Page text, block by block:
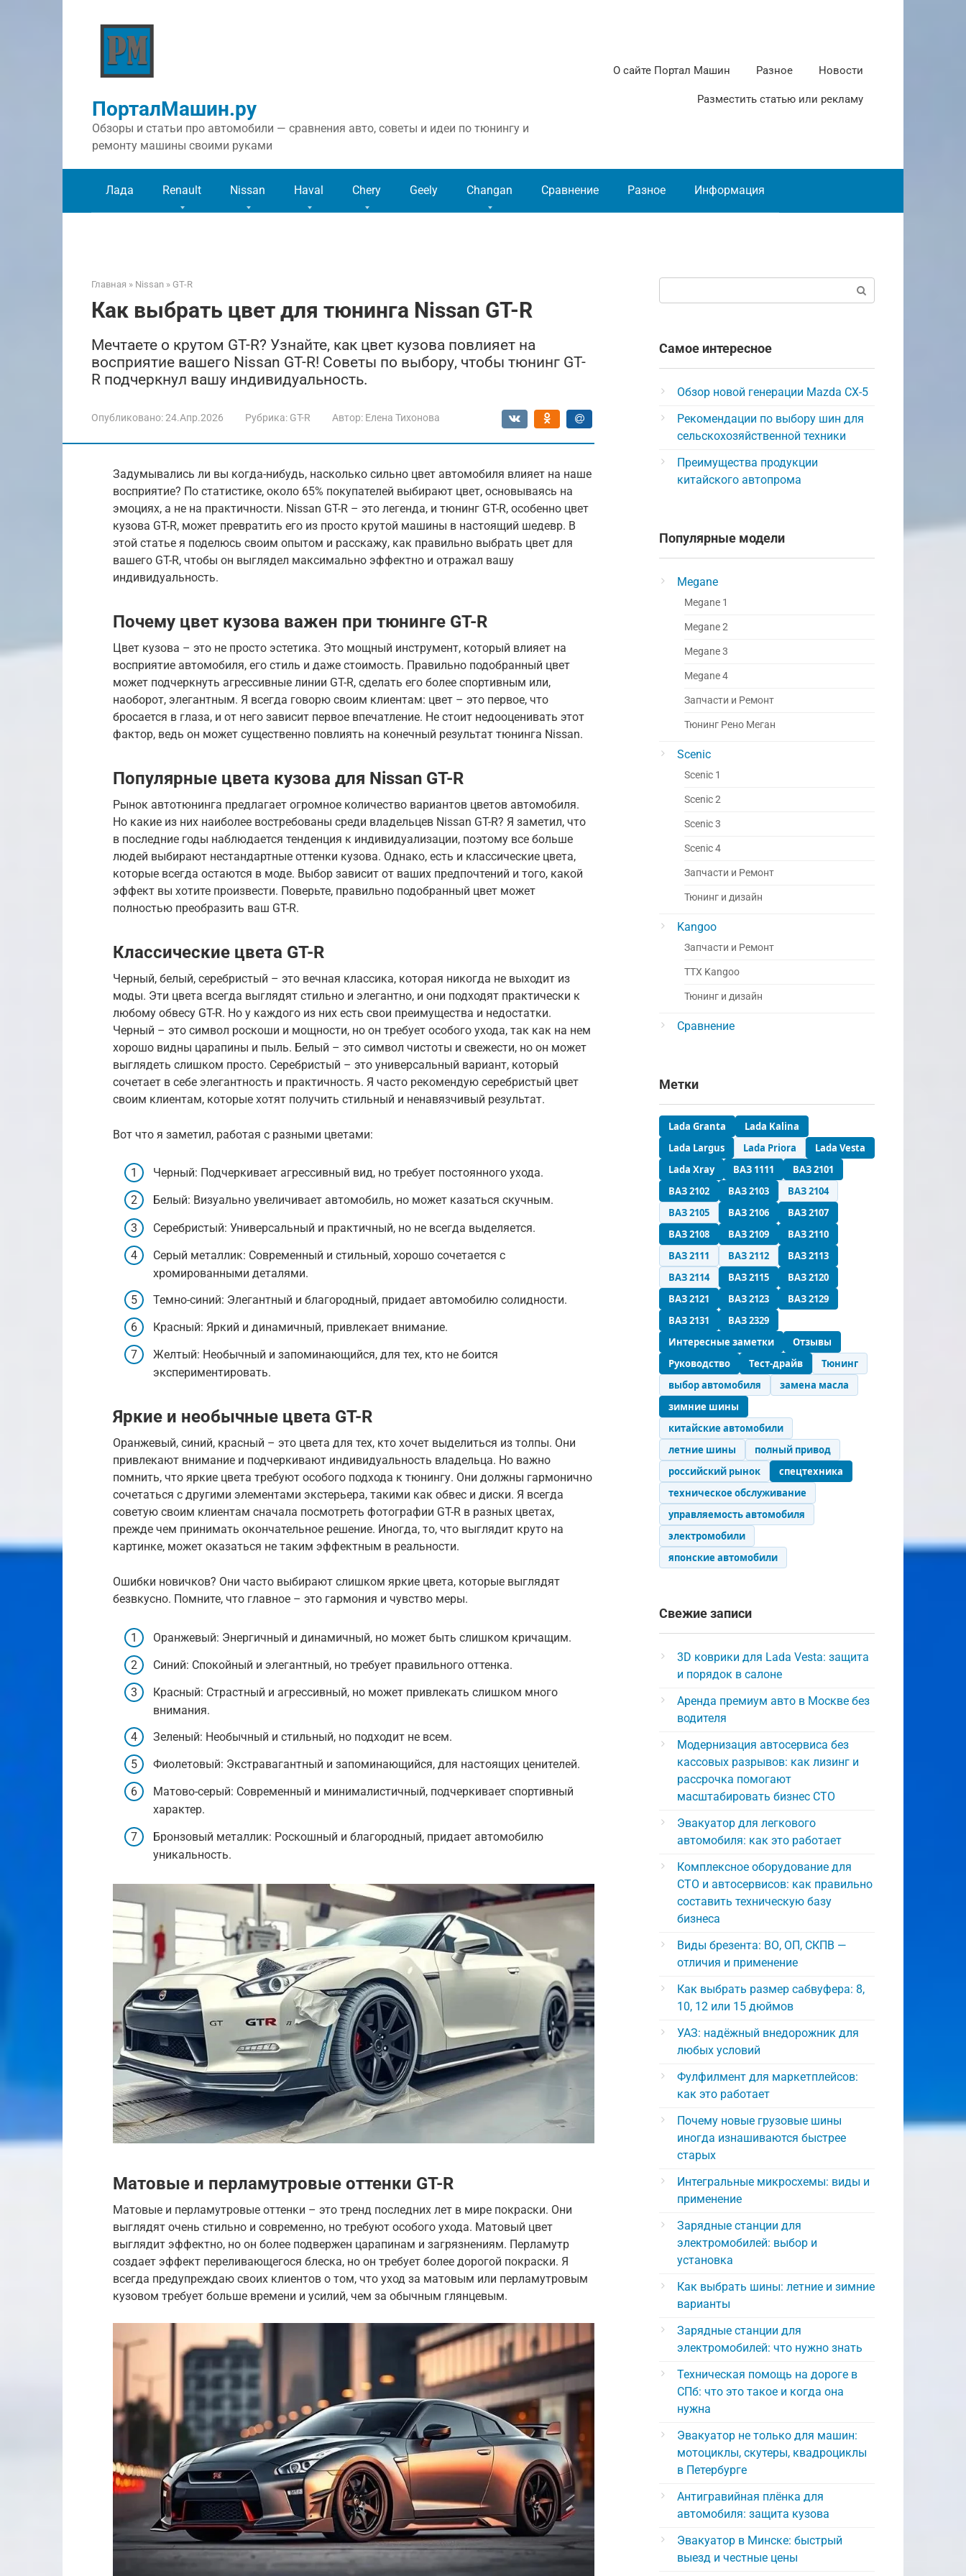
ПорталМашин.ру
Обзоры и статьи про автомобили — сравнения авто, советы и идеи по тюнингу и
ремонту машины своими руками
О сайте Портал Машин Разное Новости
Разместить статью или рекламу
Лада Renault Nissan Haval Chery Geely Changan Сравнение Разное Информация
Главная » Nissan » GT-R
Как выбрать цвет для тюнинга Nissan GT-R
Мечтаете о крутом GT-R? Узнайте, как цвет кузова повлияет на
восприятие вашего Nissan GT-R! Советы по выбору, чтобы тюнинг GT-
R подчеркнул вашу индивидуальность.
Опубликовано:24.Апр.2026 Рубрика: GT-R Автор: Елена Тихонова
Задумывались ли вы когда-нибудь, насколько сильно цвет автомобиля влияет на наше
восприятие? По статистике, около 65% покупателей выбирают цвет, основываясь на
эмоциях, а не на практичности. Nissan GT-R – это легенда, и тюнинг GT-R, особенно цвет
кузова GT-R, может превратить его из просто крутой машины в настоящий шедевр. В
этой статье я поделюсь своим опытом и расскажу, как правильно выбрать цвет для
вашего GT-R, чтобы он выглядел максимально эффектно и отражал вашу
индивидуальность.
Почему цвет кузова важен при тюнинге GT-R
Цвет кузова – это не просто эстетика. Это мощный инструмент, который влияет на
восприятие автомобиля, его стиль и даже стоимость. Правильно подобранный цвет
может подчеркнуть агрессивные линии GT-R, сделать его более спортивным или,
наоборот, элегантным. Я всегда говорю своим клиентам: цвет – это первое, что
бросается в глаза, и от него зависит первое впечатление. Не стоит недооценивать этот
фактор, ведь он может существенно повлиять на конечный результат тюнинга Nissan.
Популярные цвета кузова для Nissan GT-R
Рынок автотюнинга предлагает огромное количество вариантов цветов автомобиля.
Но какие из них наиболее востребованы среди владельцев Nissan GT-R? Я заметил, что
в последние годы наблюдается тенденция к индивидуализации, поэтому все больше
людей выбирают нестандартные оттенки кузова. Однако, есть и классические цвета,
которые всегда остаются в моде. Выбор зависит от ваших предпочтений и того, какой
эффект вы хотите произвести. Поверьте, правильно подобранный цвет может
полностью преобразить ваш GT-R.
Классические цвета GT-R
Черный, белый, серебристый – это вечная классика, которая никогда не выходит из
моды. Эти цвета всегда выглядят стильно и элегантно, и они подходят практически к
любому обвесу GT-R. Но у каждого из них есть свои преимущества и недостатки.
Черный – это символ роскоши и мощности, но он требует особого ухода, так как на нем
хорошо видны царапины и пыль. Белый – это символ чистоты и свежести, но он может
выглядеть слишком просто. Серебристый – это универсальный вариант, который
сочетает в себе элегантность и практичность. Я часто рекомендую серебристый цвет
своим клиентам, которые хотят получить стильный и ненавязчивый результат.
Вот что я заметил, работая с разными цветами:
Черный: Подчеркивает агрессивный вид, но требует постоянного ухода.
Белый: Визуально увеличивает автомобиль, но может казаться скучным.
Серебристый: Универсальный и практичный, но не всегда выделяется.
Серый металлик: Современный и стильный, хорошо сочетается с
хромированными деталями.
Темно-синий: Элегантный и благородный, придает автомобилю солидности.
Красный: Яркий и динамичный, привлекает внимание.
Желтый: Необычный и запоминающийся, для тех, кто не боится
экспериментировать.
Яркие и необычные цвета GT-R
Оранжевый, синий, красный – это цвета для тех, кто хочет выделиться из толпы. Они
привлекают внимание и подчеркивают индивидуальность владельца. Но важно
помнить, что яркие цвета требуют особого подхода к тюнингу. Они должны гармонично
сочетаться с другими элементами экстерьера, такими как обвес и диски. Я всегда
советую своим клиентам сначала посмотреть фотографии GT-R в разных цветах,
прежде чем принимать окончательное решение. Иногда, то, что выглядит круто на
картинке, может оказаться не таким эффектным в реальности.
Ошибки новичков? Они часто выбирают слишком яркие цвета, которые выглядят
безвкусно. Помните, что главное – это гармония и чувство меры.
Оранжевый: Энергичный и динамичный, но может быть слишком кричащим.
Синий: Спокойный и элегантный, но требует правильного оттенка.
Красный: Страстный и агрессивный, но может привлекать слишком много
внимания.
Зеленый: Необычный и стильный, но подходит не всем.
Фиолетовый: Экстравагантный и запоминающийся, для настоящих ценителей.
Матово-серый: Современный и минималистичный, подчеркивает спортивный
характер.
Бронзовый металлик: Роскошный и благородный, придает автомобилю
уникальность.
Матовые и перламутровые оттенки GT-R
Матовые и перламутровые оттенки – это тренд последних лет в мире покраски. Они
выглядят очень стильно и современно, но требуют особого ухода. Матовый цвет
выглядит эффектно, но он более подвержен царапинам и загрязнениям. Перламутр
создает эффект переливающегося блеска, но он требует более дорогой покраски. Я
всегда предупреждаю своих клиентов о том, что уход за матовым или перламутровым
кузовом требует больше времени и усилий, чем за обычным глянцевым.
Самое интересное
Обзор новой генерации Mazda CX-5
Рекомендации по выбору шин для
сельскохозяйственной техники
Преимущества продукции
китайского автопрома
Популярные модели
Megane
Megane 1
Megane 2
Megane 3
Megane 4
Запчасти и Ремонт
Тюнинг Рено Меган
Scenic
Scenic 1
Scenic 2
Scenic 3
Scenic 4
Запчасти и Ремонт
Тюнинг и дизайн
Kangoo
Запчасти и Ремонт
ТТХ Kangoo
Тюнинг и дизайн
Сравнение
Метки
Lada Granta
Lada Kalina
Lada Largus
Lada Priora
Lada Vesta
Lada Xray
ВАЗ 1111
ВАЗ 2101
ВАЗ 2102
ВАЗ 2103
ВАЗ 2104
ВАЗ 2105
ВАЗ 2106
ВАЗ 2107
ВАЗ 2108
ВАЗ 2109
ВАЗ 2110
ВАЗ 2111
ВАЗ 2112
ВАЗ 2113
ВАЗ 2114
ВАЗ 2115
ВАЗ 2120
ВАЗ 2121
ВАЗ 2123
ВАЗ 2129
ВАЗ 2131
ВАЗ 2329
Интересные заметки
Отзывы
Руководство
Тест-драйв
Тюнинг
выбор автомобиля
замена масла
зимние шины
китайские автомобили
летние шины
полный привод
российский рынок
спецтехника
техническое обслуживание
управляемость автомобиля
электромобили
японские автомобили
Свежие записи
3D коврики для Lada Vesta: защита
и порядок в салоне
Аренда премиум авто в Москве без
водителя
Модернизация автосервиса без
кассовых разрывов: как лизинг и
рассрочка помогают
масштабировать бизнес СТО
Эвакуатор для легкового
автомобиля: как это работает
Комплексное оборудование для
СТО и автосервисов: как правильно
составить техническую базу
бизнеса
Виды брезента: ВО, ОП, СКПВ —
отличия и применение
Как выбрать размер сабвуфера: 8,
10, 12 или 15 дюймов
УАЗ: надёжный внедорожник для
любых условий
Фулфилмент для маркетплейсов:
как это работает
Почему новые грузовые шины
иногда изнашиваются быстрее
старых
Интегральные микросхемы: виды и
применение
Зарядные станции для
электромобилей: выбор и
установка
Как выбрать шины: летние и зимние
варианты
Зарядные станции для
электромобилей: что нужно знать
Техническая помощь на дороге в
СПб: что это такое и когда она
нужна
Эвакуатор не только для машин:
мотоциклы, скутеры, квадроциклы
в Петербурге
Антигравийная плёнка для
автомобиля: защита кузова
Эвакуатор в Минске: быстрый
выезд и честные цены